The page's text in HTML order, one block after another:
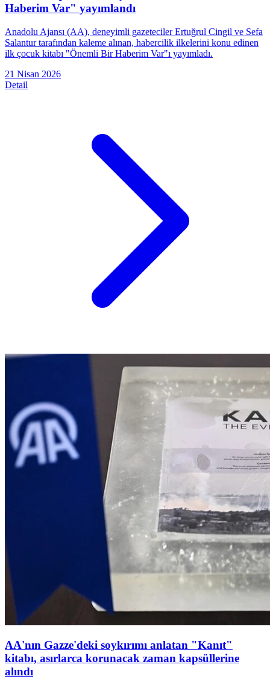
Haberim Var" yayımlandı
Anadolu Ajansı (AA), deneyimli gazeteciler Ertuğrul Cingil ve Sefa
Salantur tarafından kaleme alınan, habercilik ilkelerini konu edinen
ilk çocuk kitabı "Önemli Bir Haberim Var"ı yayımladı.
21 Nisan 2026
Detail
AA'nın Gazze'deki soykırımı anlatan "Kanıt"
kitabı, asırlarca korunacak zaman kapsüllerine
alındı